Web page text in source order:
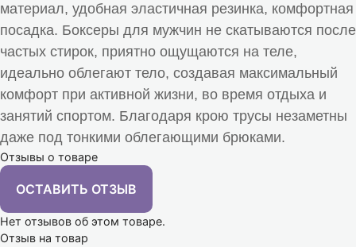
материал, удобная эластичная резинка, комфортная
посадка. Боксеры для мужчин не скатываются после
частых стирок, приятно ощущаются на теле,
идеально облегают тело, создавая максимальный
комфорт при активной жизни, во время отдыха и
занятий спортом. Благодаря крою трусы незаметны
даже под тонкими облегающими брюками.
Отзывы о товаре
ОСТАВИТЬ ОТЗЫВ
Нет отзывов об этом товаре.
Отзыв на товар